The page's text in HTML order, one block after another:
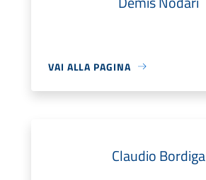
VAI ALLA PAGINA
Claudio Bordiga